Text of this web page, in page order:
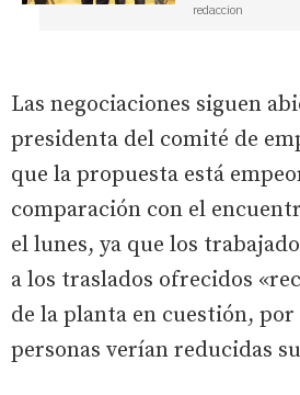
redaccion
Las negociaciones siguen
presidenta del comité de
que la propuesta está
comparación con el
el lunes, ya que los
a los traslados ofrecidos
de la planta en cuestión, por
personas verían reducidas